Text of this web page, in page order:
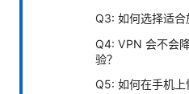
Q3: 如何选择适合
Q4: VPN 会不会
验？
Q5: 如何在手机上